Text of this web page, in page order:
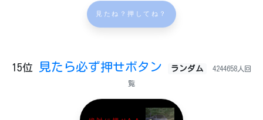
見たね？押してね？
15位 見たら必ず押せボタン ランダム 4244658人回
覧